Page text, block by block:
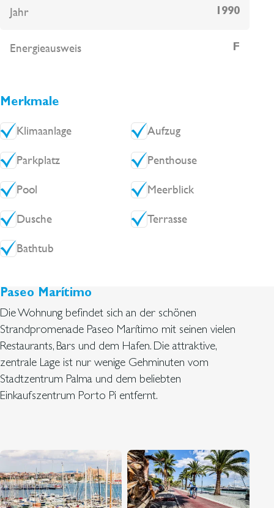
Jahr 1990
Energieausweis F
Merkmale
Klimaanlage Aufzug
Parkplatz Penthouse
Pool Meerblick
Dusche Terrasse
Bathtub
Paseo Marítimo
Die Wohnung befindet sich an der schönen
Strandpromenade Paseo Marítimo mit seinen vielen
Restaurants, Bars und dem Hafen. Die attraktive,
zentrale Lage ist nur wenige Gehminuten vom
Stadtzentrum Palma und dem beliebten
Einkaufszentrum Porto Pi entfernt.